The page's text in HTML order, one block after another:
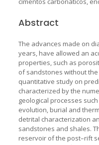
Abstract
The advances made on
years, have allowed an
properties, such as
of sandstones without
quantitative study on
characterized by the
geological processes
evolution, burial and
detrital characterization
sandstones and shales.
reservoir of the post–rift